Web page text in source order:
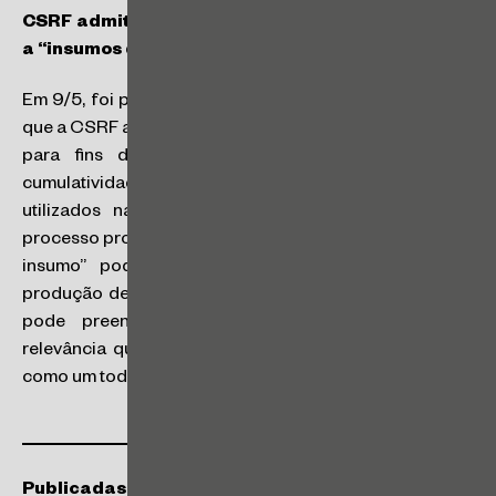
CSRF admite crédito de PIS e COFINS em relação
a “insumos de insumos”
Em 9/5, foi publicado o acórdão nº 9303-013.992, em
que a CSRF admitiu a expansão do conceito de insumos
para fins de apropriação dos créditos da não-
cumulatividade de PIS e COFINS em relação a materiais
utilizados na produção dos insumos utilizados no
processo produtivo. Para os conselheiros, o “insumo do
insumo” pode ser elemento imprescindível para a
produção de bens e prestação de serviços e, portanto,
pode preencher o critério de essencialidade e
relevância quando considerado o processo produtivo
como um todo.
Publicadas Novas Soluções de Consulta pela